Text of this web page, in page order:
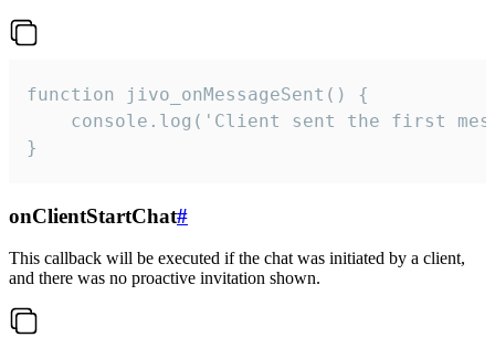
function jivo_onMessageSent() {
console.log('Client sent the first
}
onClientStartChat#
This callback will be executed if the chat was initiated by a client,
and there was no proactive invitation shown.